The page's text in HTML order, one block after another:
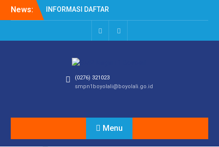
News:
INFORMASI DAFTAR
ULANG SPMB TAHUN
AJARAN 2026/2027
INFORMASI SPMB TAHUN
Asesmen Sumatif Akhir
Tahun Ajaran 2025/2026
Inovasi Ben JEMBAR:
(0276) 321023
smpn1boyolali@boyolali.go.id
Menu